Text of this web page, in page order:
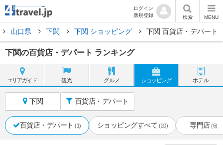
ログイン
新規登録
検索 MENU
山口県 下関 下関 ショッピング 下関 百貨店・デパート
下関の百貨店・デパート ランキング
エリアガイド 観光 グルメ ショッピング ホテル
下関 百貨店・デパート
百貨店・デパート (1) ショッピングすべて (20) 専門店 (6)